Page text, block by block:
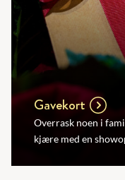
Gavekort
Overrask noen i
kjære med en